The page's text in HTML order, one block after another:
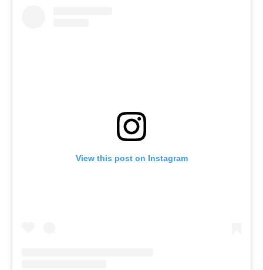
View this post on Instagram